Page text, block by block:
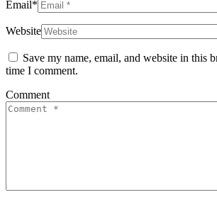
Email*
Website
Save my name, email, and website in this
time I comment.
Comment